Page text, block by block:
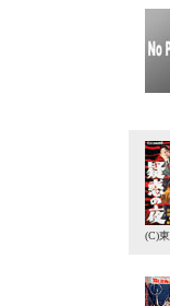
(C)